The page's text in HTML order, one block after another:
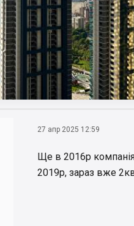
27 апр 2025 12:59
Ще в 2016р
2019р, зараз вже